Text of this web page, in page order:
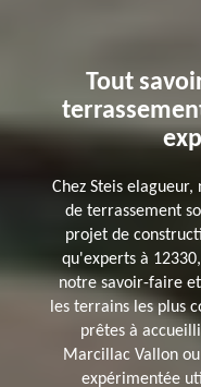
Tout
Chez Steis
de terrassement
projet de
qu'experts à
notre savoir-faire
les terrains les plus
prêtes à
Marcillac Vallon
expérimentée